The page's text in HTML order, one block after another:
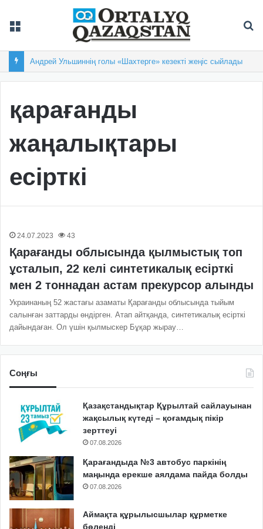
Андрей Ульшиннің голы «Шахтерге» кезекті жеңіс сыйлады
қарағанды
жаңалықтары
есірткі
24.07.2023 43
Қарағанды облысында қылмыстық топ
ұсталып, 22 келі синтетикалық есірткі
мен 2 тоннадан астам прекурсор алынды
Украинаның 52 жастағы азаматы Қарағанды облысында тыйым
салынған заттарды өндірген. Атап айтқанда, синтетикалық есірткі
дайындаған. Ол үшін қылмыскер Бұқар жырау…
Соңғы
Қазақстандықтар Құрылтай сайлауынан
жақсылық күтеді – қоғамдық пікір
зерттеуі
07.08.2026
Қарағандыда №3 автобус паркінің
маңында ерекше аялдама пайда болды
07.08.2026
Аймақта құрылысшылар құрметке
бөленді